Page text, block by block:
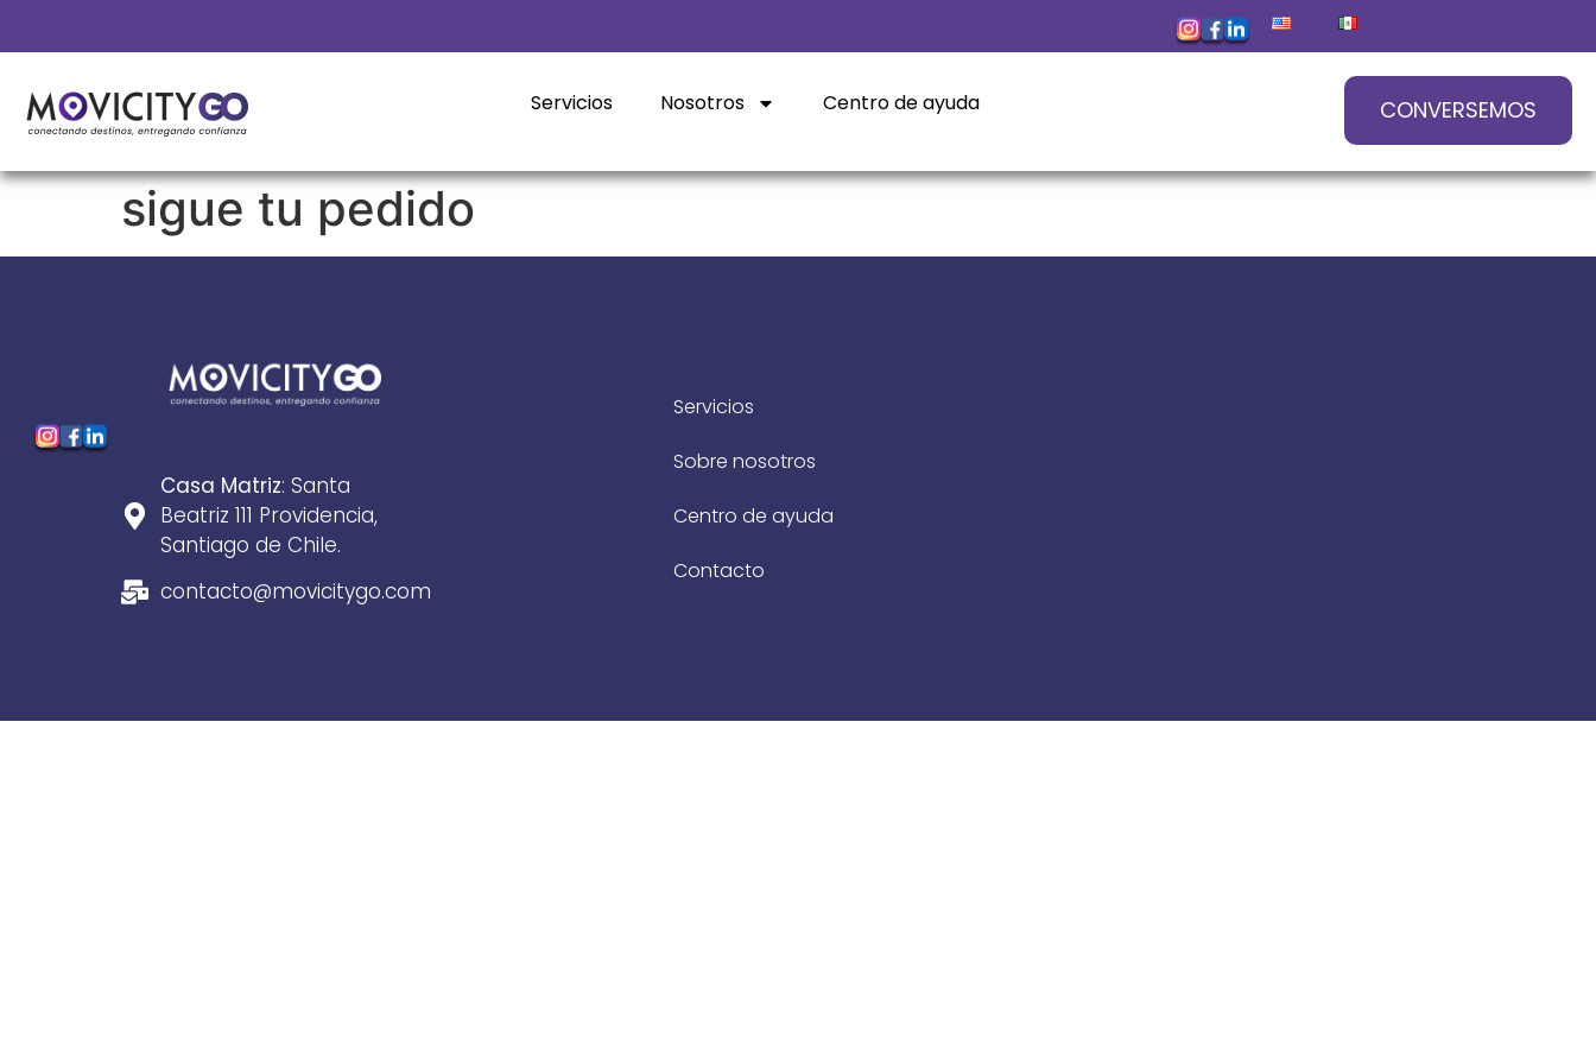
Servicios Nosotros Centro de ayuda CONVERSEMOS
sigue tu pedido
Casa Matriz: Santa
Beatriz 111 Providencia,
Santiago de Chile.
contacto@movicitygo.com
Servicios
Sobre nosotros
Centro de ayuda
Contacto